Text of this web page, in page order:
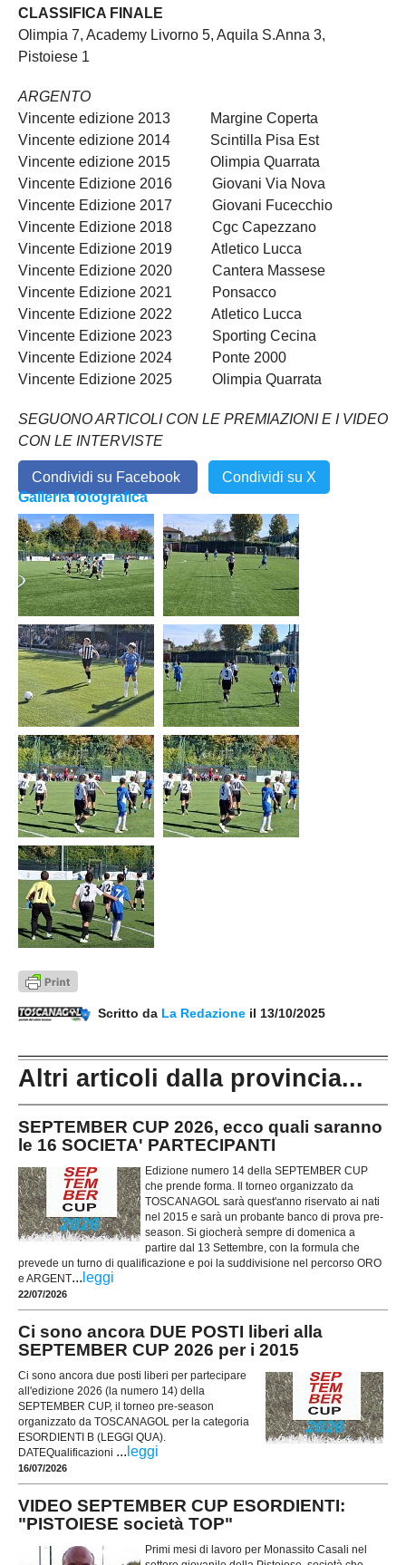
CLASSIFICA FINALE
Olimpia 7, Academy Livorno 5, Aquila S.Anna 3,
Pistoiese 1
ARGENTO
Vincente edizione 2013 Margine Coperta
Vincente edizione 2014 Scintilla Pisa Est
Vincente edizione 2015 Olimpia Quarrata
Vincente Edizione 2016 Giovani Via Nova
Vincente Edizione 2017 Giovani Fucecchio
Vincente Edizione 2018 Cgc Capezzano
Vincente Edizione 2019 Atletico Lucca
Vincente Edizione 2020 Cantera Massese
Vincente Edizione 2021 Ponsacco
Vincente Edizione 2022 Atletico Lucca
Vincente Edizione 2023 Sporting Cecina
Vincente Edizione 2024 Ponte 2000
Vincente Edizione 2025 Olimpia Quarrata
SEGUONO ARTICOLI CON LE PREMIAZIONI E I VIDEO
CON LE INTERVISTE
Condividi su Facebook
Condividi su X
Galleria fotografica
Scritto da La Redazione il 13/10/2025
Altri articoli dalla provincia...
SEPTEMBER CUP 2026, ecco quali saranno
le 16 SOCIETA' PARTECIPANTI
Edizione numero 14 della SEPTEMBER CUP
che prende forma. Il torneo organizzato da
TOSCANAGOL sarà quest'anno riservato ai nati
nel 2015 e sarà un probante banco di prova pre-
season. Si giocherà sempre di domenica a
partire dal 13 Settembre, con la formula che
prevede un turno di qualificazione e poi la suddivisione nel percorso ORO
e ARGENT... leggi
22/07/2026
Ci sono ancora DUE POSTI liberi alla
SEPTEMBER CUP 2026 per i 2015
Ci sono ancora due posti liberi per partecipare
all'edizione 2026 (la numero 14) della
SEPTEMBER CUP, il torneo pre-season
organizzato da TOSCANAGOL per la categoria
ESORDIENTI B (LEGGI QUA).
DATEQualificazioni ... leggi
16/07/2026
VIDEO SEPTEMBER CUP ESORDIENTI:
"PISTOIESE società TOP"
Primi mesi di lavoro per Monassito Casali nel